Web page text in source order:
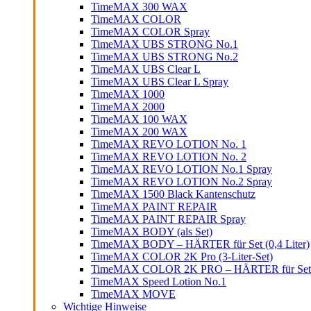
TimeMAX 300 WAX
TimeMAX COLOR
TimeMAX COLOR Spray
TimeMAX UBS STRONG No.1
TimeMAX UBS STRONG No.2
TimeMAX UBS Clear L
TimeMAX UBS Clear L Spray
TimeMAX 1000
TimeMAX 2000
TimeMAX 100 WAX
TimeMAX 200 WAX
TimeMAX REVO LOTION No. 1
TimeMAX REVO LOTION No. 2
TimeMAX REVO LOTION No.1 Spray
TimeMAX REVO LOTION No.2 Spray
TimeMAX 1500 Black Kantenschutz
TimeMAX PAINT REPAIR
TimeMAX PAINT REPAIR Spray
TimeMAX BODY (als Set)
TimeMAX BODY – HÄRTER für Set (0,4 Liter)
TimeMAX COLOR 2K Pro (3-Liter-Set)
TimeMAX COLOR 2K PRO – HÄRTER für
TimeMAX Speed Lotion No.1
TimeMAX MOVE
Wichtige Hinweise